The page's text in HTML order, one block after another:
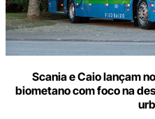
Scania e Caio lançam
biometano com foco na